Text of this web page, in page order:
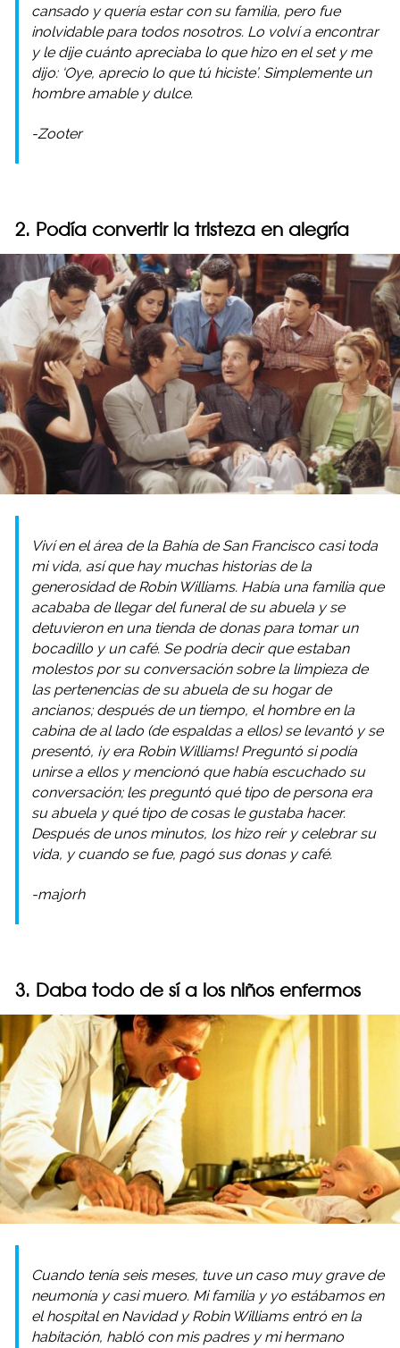
cansado y quería estar con su familia, pero fue
inolvidable para todos nosotros. Lo volví a encontrar
y le dije cuánto apreciaba lo que hizo en el set y me
dijo: ‘Oye, aprecio lo que tú hiciste’. Simplemente un
hombre amable y dulce.
-Zooter
2. Podía convertir la tristeza en alegría
Viví en el área de la Bahía de San Francisco casi toda
mi vida, así que hay muchas historias de la
generosidad de Robin Williams. Había una familia que
acababa de llegar del funeral de su abuela y se
detuvieron en una tienda de donas para tomar un
bocadillo y un café. Se podría decir que estaban
molestos por su conversación sobre la limpieza de
las pertenencias de su abuela de su hogar de
ancianos; después de un tiempo, el hombre en la
cabina de al lado (de espaldas a ellos) se levantó y se
presentó, ¡y era Robin Williams! Preguntó si podía
unirse a ellos y mencionó que había escuchado su
conversación; les preguntó qué tipo de persona era
su abuela y qué tipo de cosas le gustaba hacer.
Después de unos minutos, los hizo reír y celebrar su
vida, y cuando se fue, pagó sus donas y café.
-majorh
3. Daba todo de sí a los niños enfermos
Cuando tenía seis meses, tuve un caso muy grave de
neumonía y casi muero. Mi familia y yo estábamos en
el hospital en Navidad y Robin Williams entró en la
habitación, habló con mis padres y mi hermano